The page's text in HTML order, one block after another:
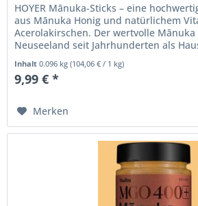
HOYER Mānuka-Sticks – eine
aus Mānuka Honig und natürlichem
Acerolakirschen. Der wertvolle
Neuseeland seit Jahrhunderten als
Inhalt0.096 kg(104,06 € / 1 kg)
9,99 € *
Merken